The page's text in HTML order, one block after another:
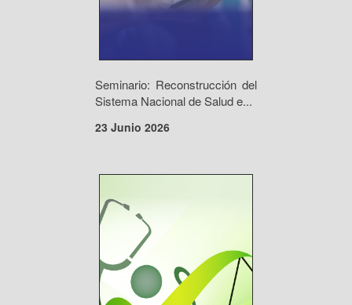
Seminario: Reconstrucción del
Sistema Nacional de Salud e...
23 Junio 2026